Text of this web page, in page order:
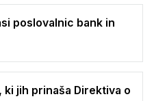
poslovalnic bank in
jih prinaša Direktiva o